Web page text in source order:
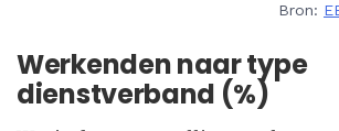
Bron:
Werkenden naar type
dienstverband (%)